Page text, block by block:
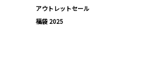
アウトレットセール
福袋 2025